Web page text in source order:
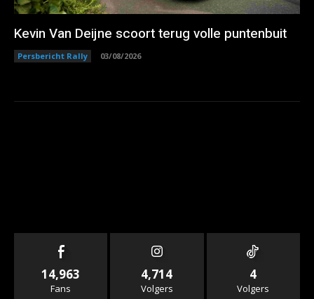
Kevin Van Deijne scoort terug volle puntenbuit
Persbericht Rally 03/08/2026
14,963
Fans
4,714
Volgers
4
Volgers